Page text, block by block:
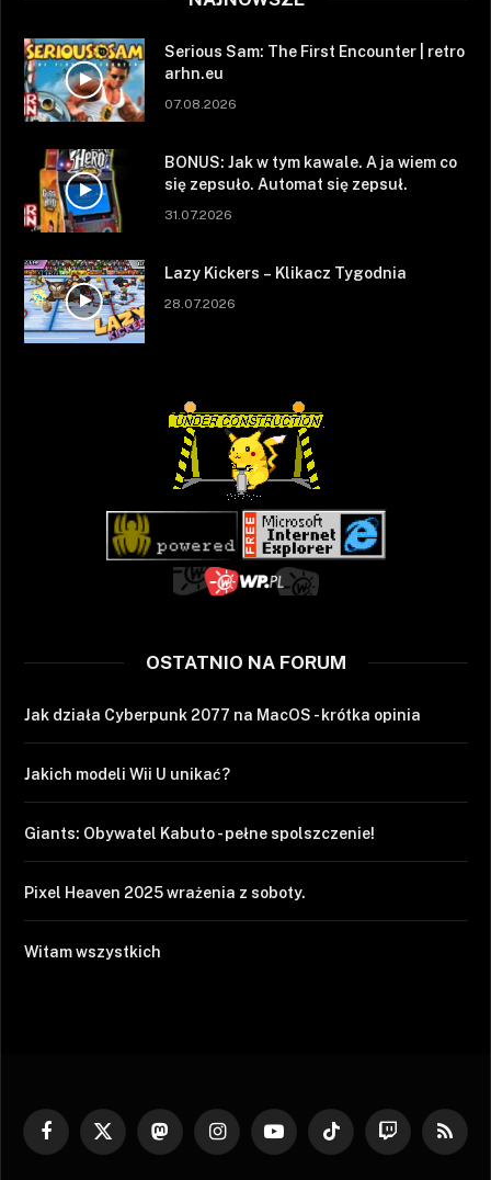
Serious Sam: The First Encounter | retro
arhn.eu
07.08.2026
BONUS: Jak w tym kawale. A ja wiem co
się zepsuło. Automat się zepsuł.
31.07.2026
Lazy Kickers – Klikacz Tygodnia
28.07.2026
OSTATNIO NA FORUM
Jak działa Cyberpunk 2077 na MacOS - krótka opinia
Jakich modeli Wii U unikać?
Giants: Obywatel Kabuto - pełne spolszczenie!
Pixel Heaven 2025 wrażenia z soboty.
Witam wszystkich
Facebook
X
MastodonInstagramYouTubeTikTok Twitch RSS